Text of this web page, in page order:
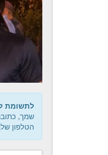
לתשומת
שמך,
הטלפון